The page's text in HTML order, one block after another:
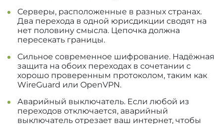
Серверы, расположенные в разных странах.
Два перехода в одной юрисдикции сводят на
нет половину смысла. Цепочка должна
пересекать границы.
Сильное современное шифрование. Надёжная
защита на обоих переходах в сочетании с
хорошо проверенным протоколом, таким как
WireGuard или OpenVPN.
Аварийный выключатель. Если любой из
переходов отключается, аварийный
выключатель отрезает ваш интернет, чтобы